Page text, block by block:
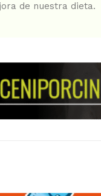
de nuestra dieta.